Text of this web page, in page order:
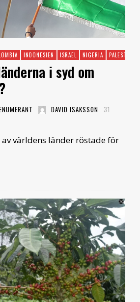
INDONESIEN ISRAEL NIGERIA PALESTINA
i syd om
DAVID ISAKSSON
31
världens länder röstade för